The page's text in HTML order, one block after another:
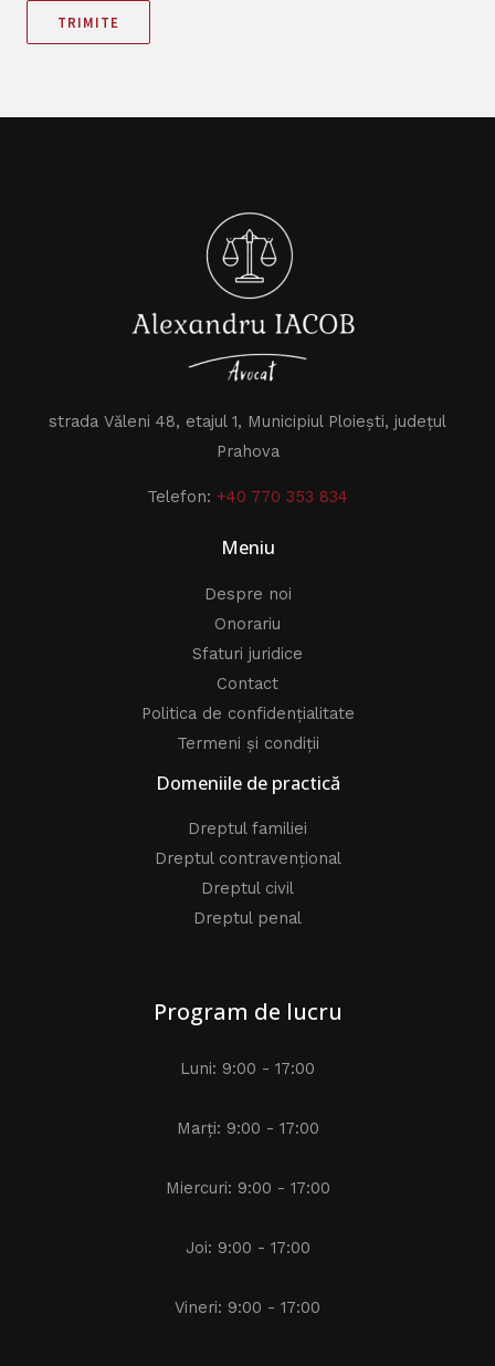
TRIMITE
strada Văleni 48, etajul 1, Municipiul Ploiești, județul
Prahova
Telefon: +40 770 353 834
Meniu
Despre noi
Onorariu
Sfaturi juridice
Contact
Politica de confidențialitate
Termeni și condiții
Domeniile de practică
Dreptul familiei
Dreptul contravențional
Dreptul civil
Dreptul penal
Program de lucru
Luni: 9:00 - 17:00
Marți: 9:00 - 17:00
Miercuri: 9:00 - 17:00
Joi: 9:00 - 17:00
Vineri: 9:00 - 17:00